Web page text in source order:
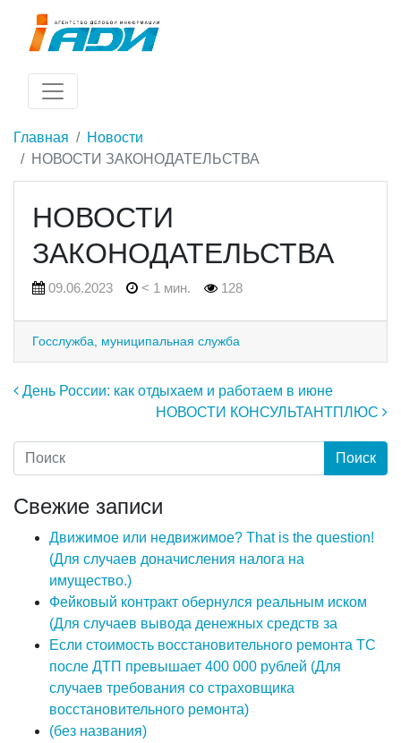
Главная
Новости
НОВОСТИ ЗАКОНОДАТЕЛЬСТВА
НОВОСТИ
ЗАКОНОДАТЕЛЬСТВА
09.06.2023 < 1 мин. 128
Госслужба, муниципальная служба
Навигация по записям
День России: как отдыхаем и работаем в июне
НОВОСТИ КОНСУЛЬТАНТПЛЮС
Свежие записи
Движимое или недвижимое? That is the question!
(Для случаев доначисления налога на
имущество.)
Фейковый контракт обернулся реальным иском
(Для случаев вывода денежных средств за
Если стоимость восстановительного ремонта ТС
после ДТП превышает 400 000 рублей (Для
случаев требования со страховщика
восстановительного ремонта)
(без названия)